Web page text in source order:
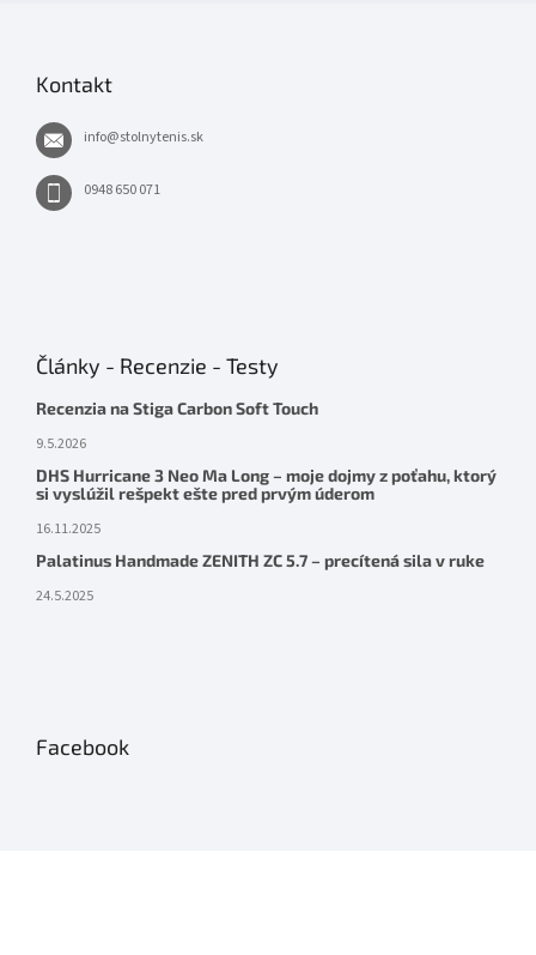
Kontakt
info@stolnytenis.sk
0948 650 071
Články - Recenzie - Testy
Recenzia na Stiga Carbon Soft Touch
9.5.2026
DHS Hurricane 3 Neo Ma Long – moje dojmy z poťahu, ktorý
si vyslúžil rešpekt ešte pred prvým úderom
16.11.2025
Palatinus Handmade ZENITH ZC 5.7 – precítená sila v ruke
24.5.2025
Facebook